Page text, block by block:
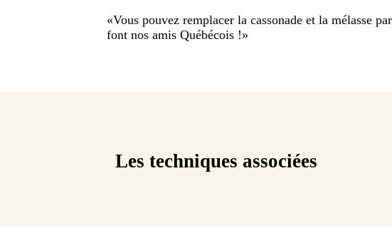
«Vous pouvez remplacer la cassonade et la mélasse
font nos amis Québécois !»
Les techniques associées